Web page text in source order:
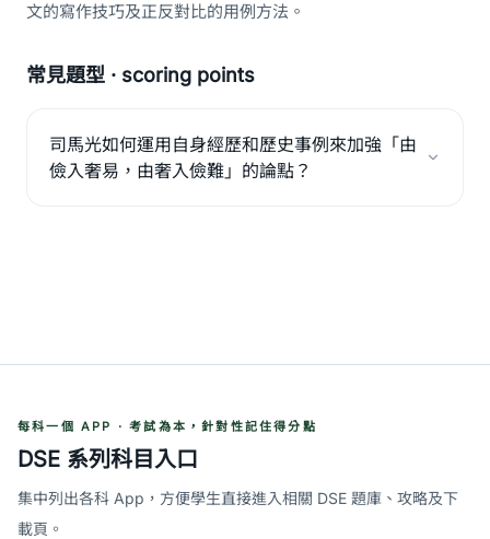
文的寫作技巧及正反對比的用例方法。
常見題型 · scoring points
司馬光如何運用自身經歷和歷史事例來加強「由
儉入奢易，由奢入儉難」的論點？
每科一個 APP · 考試為本，針對性記住得分點
DSE 系列科目入口
集中列出各科 App，方便學生直接進入相關 DSE 題庫、攻略及下
載頁。